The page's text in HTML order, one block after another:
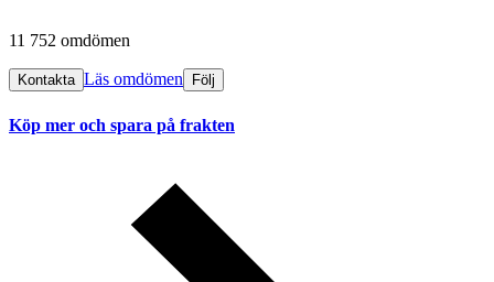
11 752 omdömen
Kontakta Läs omdömen Följ
Köp mer och spara på frakten